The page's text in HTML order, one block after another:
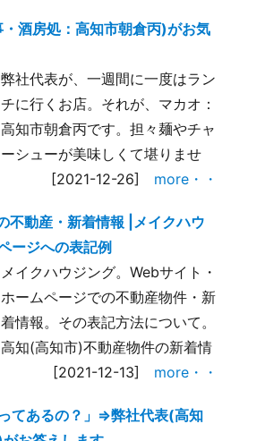
酒房処：高知市朝倉丙)がお気
弊社代表が、一週間に一度はラン
チに行くお店。それが、マカオ：
高知市朝倉丙です。担々麺やチャ
ーシューが美味しくて堪りませ
[2021-12-26] more・・
不動産・新着情報 |メイクハウ
ージへの表記例
メイクハウジング。Webサイト・
ホームページでの不動産物件・新
着情報。その表記方法について。
高知(高知市)不動産物件の新着情
[2021-12-13] more・・
ってあるの？」⇒弊社代表(高知